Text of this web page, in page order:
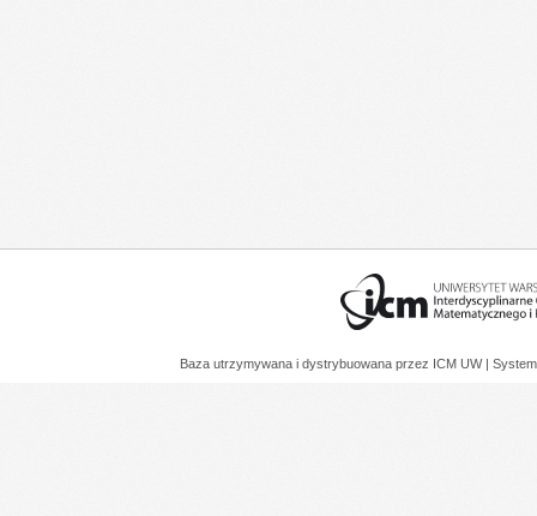
Baza utrzymywana i dystrybuowana przez ICM UW |